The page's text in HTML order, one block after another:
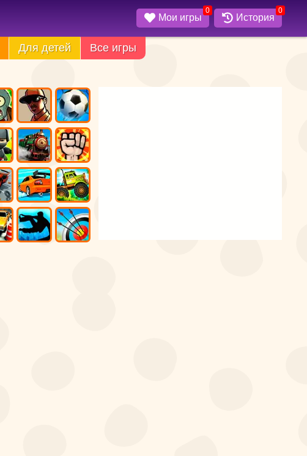
Мои игры
0
История
0
Для детей Все игры